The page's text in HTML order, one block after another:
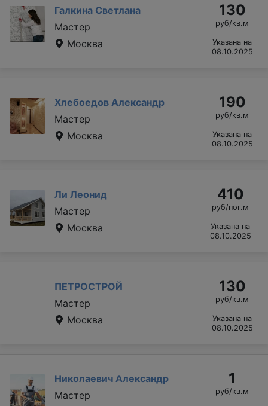
Галкина Светлана
Мастер
Москва
130
руб/кв.м
Указана на
08.10.2025
Хлебоедов Александр
Мастер
Москва
190
руб/кв.м
Указана на
08.10.2025
Ли Леонид
Мастер
Москва
410
руб/пог.м
Указана на
08.10.2025
ПЕТРОСТРОЙ
Мастер
Москва
130
руб/кв.м
Указана на
08.10.2025
Николаевич Александр
Мастер
1
руб/кв.м